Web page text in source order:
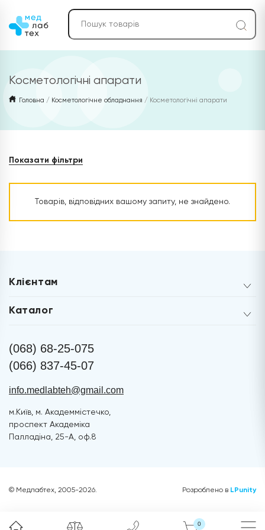
Косметологічні апарати
Головна / Косметологічне обладнання / Косметологічні апарати
Показати фільтри
Товарів, відповідних вашому запиту, не знайдено.
Клієнтам
Каталог
(068) 68-25-075
(066) 837-45-07
info.medlabteh@gmail.com
м.Київ, м. Академмістечко,
проспект Академіка
Палладіна, 25-А, оф.8
0
© Медлабтех, 2005-2026. Розроблено в LPunity